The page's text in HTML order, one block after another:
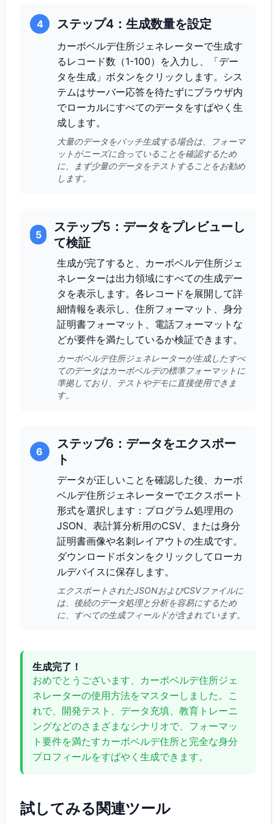
4 ステップ4：生成数量を設定
カーボベルデ住所ジェネレーターで生成す
るレコード数（1-100）を入力し、「デー
タを生成」ボタンをクリックします。シス
テムはサーバー応答を待たずにブラウザ内
でローカルにすべてのデータをすばやく生
成します。
大量のデータをバッチ生成する場合は、フォーマ
ットがニーズに合っていることを確認するため
に、まず少量のデータをテストすることをお勧め
します。
5
ステップ5：データをプレビューし
て検証
生成が完了すると、カーボベルデ住所ジェ
ネレーターは出力領域にすべての生成デー
タを表示します。各レコードを展開して詳
細情報を表示し、住所フォーマット、身分
証明書フォーマット、電話フォーマットな
どが要件を満たしているか検証できます。
カーボベルデ住所ジェネレーターが生成したすべ
てのデータはカーボベルデの標準フォーマットに
準拠しており、テストやデモに直接使用できま
す。
6
ステップ6：データをエクスポー
ト
データが正しいことを確認した後、カーボ
ベルデ住所ジェネレーターでエクスポート
形式を選択します：プログラム処理用の
JSON、表計算分析用のCSV、または身分
証明書画像や名刺レイアウトの生成です。
ダウンロードボタンをクリックしてローカ
ルデバイスに保存します。
エクスポートされたJSONおよびCSVファイルに
は、後続のデータ処理と分析を容易にするため
に、すべての生成フィールドが含まれています。
生成完了！
おめでとうございます、カーボベルデ住所ジェ
ネレーターの使用方法をマスターしました。こ
れで、開発テスト、データ充填、教育トレーニ
ングなどのさまざまなシナリオで、フォーマッ
ト要件を満たすカーボベルデ住所と完全な身分
プロフィールをすばやく生成できます。
試してみる関連ツール